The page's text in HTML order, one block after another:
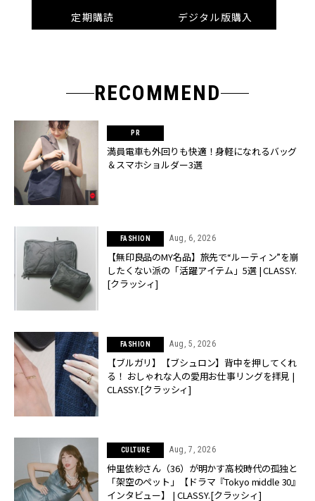
定期購読
デジタル版購入
RECOMMEND
満員電車も外回りも快適！身軽になれるバッグ
＆スマホショルダー3選
FASHION Aug, 6, 2026
【無印良品のMY名品】旅先で“ルーティン”を崩
したくない派の「活躍アイテム」5選 | CLASSY.
[クラッシィ]
FASHION Aug, 5, 2026
【ブルガリ】【ブシュロン】背中を押してくれ
る！ おしゃれな人の愛用お仕事リングを拝見 |
CLASSY.[クラッシィ]
CULTURE Aug, 7, 2026
仲里依紗さん（36）が明かす高校時代の孤独と
「架空のペット」【ドラマ『Tokyo middle 30』
インタビュー】 | CLASSY.[クラッシィ]